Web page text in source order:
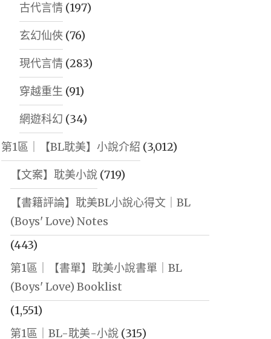
古代言情(197)
玄幻仙俠 (76)
現代言情(283)
穿越重生 (91)
網遊科幻 (34)
第1區｜【BL耽美】小說介紹 (3,012)
【文案】耽美小說(719)
【書籍評論】耽美BL小說心得文｜BL
(Boys' Love) Notes
(443)
第1區｜【書單】耽美小說書單｜BL
(Boys' Love) Booklist
(1,551)
第1區｜BL-耽美-小說(315)